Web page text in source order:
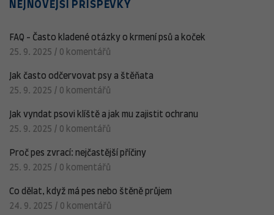
NEJNOVĚJŠÍ PŘÍSPĚVKY
FAQ - Často kladené otázky o krmení psů a koček
25. 9. 2025 / 0 komentářů
Jak často odčervovat psy a štěňata
25. 9. 2025 / 0 komentářů
Jak vyndat psovi klíště a jak mu zajistit ochranu
25. 9. 2025 / 0 komentářů
Proč pes zvrací: nejčastější příčiny
25. 9. 2025 / 0 komentářů
Co dělat, když má pes nebo štěně průjem
24. 9. 2025 / 0 komentářů